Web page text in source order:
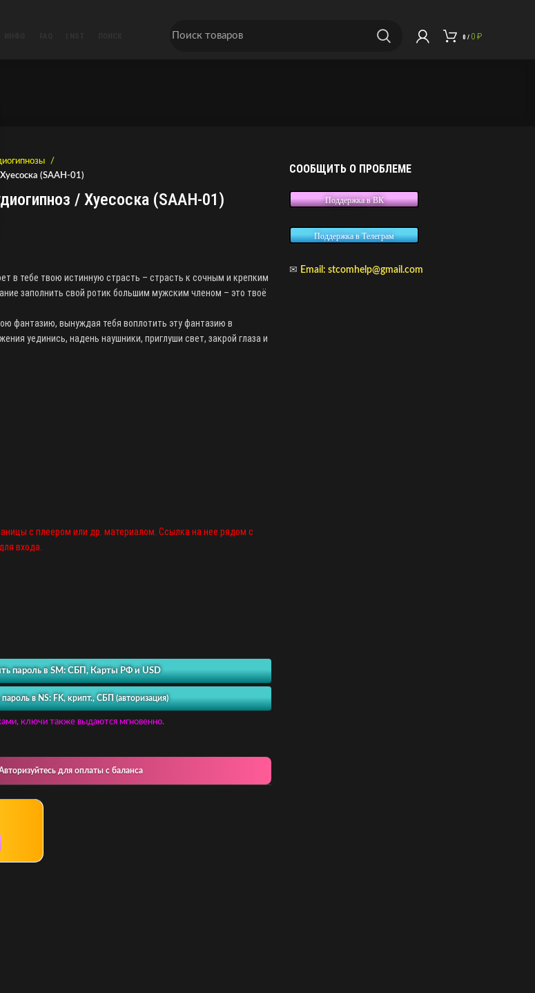
0 / 0 ₽
(SAAH-01)
/ Хуесоска (SAAH-01)
в тебе твою истинную страсть – страсть к сочным и крепким
заполнить свой ротик большим мужским членом – это твоё
фантазию, вынуждая тебя воплотить эту фантазию в
уединись, надень наушники, приглуши свет, закрой глаза и
с плеером или др. материалом. Ссылка на нее рядом с
входа.
пароль в SM: СБП, Карты РФ и USD
пароль в NS: FK, крипт., СБП (авторизация)
ключи также выдаются мгновенно.
для оплаты с баланса
СООБЩИТЬ О ПРОБЛЕМЕ
Поддержка в ВК
Поддержка в Телеграм
✉ Email: stcomhelp@gmail.com